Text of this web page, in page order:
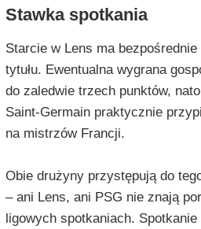
Stawka spotkania
Starcie w Lens ma
tytułu. Ewentualna wygrana
do zaledwie trzech punktów,
Saint-Germain praktycznie
na mistrzów Francji.
Obie drużyny przystępują do
– ani Lens, ani PSG nie znają
ligowych spotkaniach.